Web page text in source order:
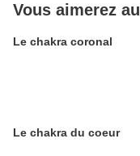
Vous aimerez
Le chakra coronal
Le chakra du coeur